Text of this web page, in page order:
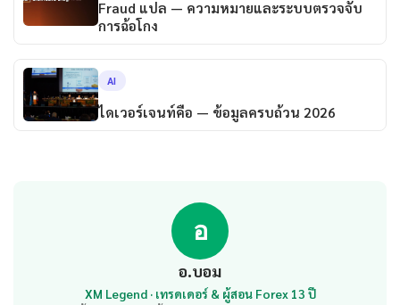
Fraud แปล — ความหมายและระบบตรวจจับ
การฉ้อโกง
AI
ไดเวอร์เจนท์คือ — ข้อมูลครบถ้วน 2026
อ
อ.บอม
XM Legend · เทรดเดอร์ & ผู้สอน Forex 13 ปี